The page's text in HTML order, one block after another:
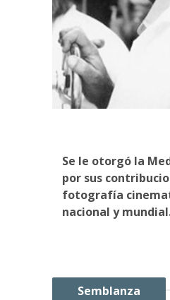
Se le otorgó la
por sus
fotografía
nacional y
Semblanza